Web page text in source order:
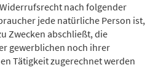
nach folgender
jede natürliche Person ist,
Zwecken abschließt, die
gewerblichen noch ihrer
Tätigkeit zugerechnet werden